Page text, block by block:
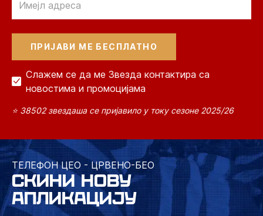
Слажем се да ме Звезда контактира са
новостима и промоцијама
⭐ 38502 звездаша се пријавило у току сезоне 2025/26
ТЕЛЕФОН ЦЕО - ЦРВЕНО-БЕО
СКИНИ НОВУ
АПЛИКАЦИЈУ